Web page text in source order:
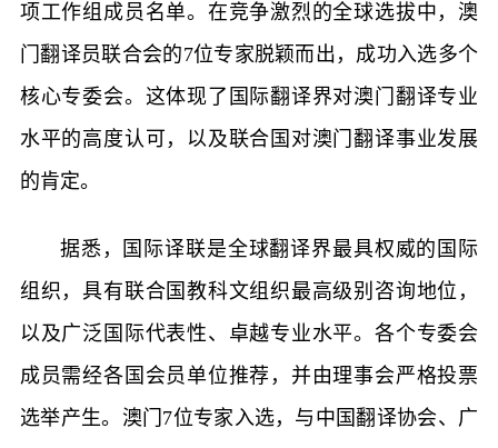
项工作组成员名单。在竞争激烈的全球选拔中，澳
门翻译员联合会的7位专家脱颖而出，成功入选多个
核心专委会。这体现了国际翻译界对澳门翻译专业
水平的高度认可，以及联合国对澳门翻译事业发展
的肯定。
据悉，国际译联是全球翻译界最具权威的国际
组织，具有联合国教科文组织最高级别咨询地位，
以及广泛国际代表性、卓越专业水平。各个专委会
成员需经各国会员单位推荐，并由理事会严格投票
选举产生。澳门7位专家入选，与中国翻译协会、广